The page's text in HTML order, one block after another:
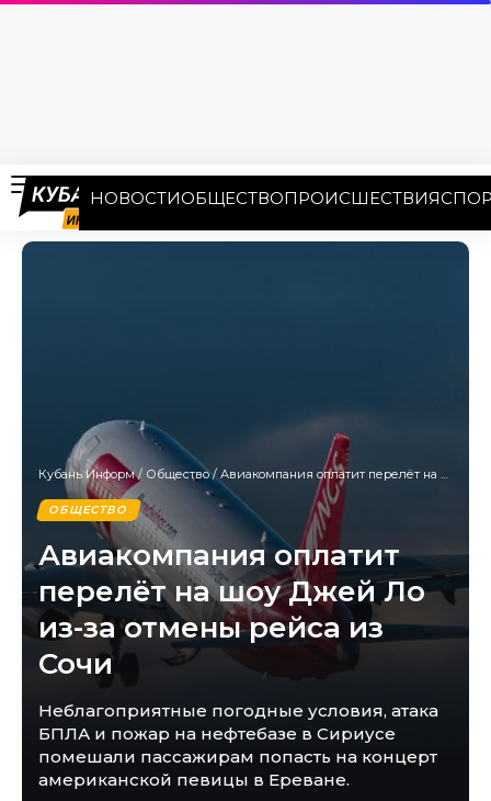
НОВОСТИОБЩЕСТВОПРОИСШЕСТВИЯ
Кубань Информ/ Общество/ Авиакомпания оплатит перелёт на шоу Джей Ло из-за отмены рейса из Сочи
ОБЩЕСТВО
Авиакомпания оплатит
перелёт на шоу Джей Ло
из-за отмены рейса из
Сочи
Неблагоприятные погодные условия, атака
БПЛА и пожар на нефтебазе в Сириусе
помешали пассажирам попасть на концерт
американской певицы в Ереване.